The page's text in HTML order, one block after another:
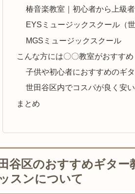
椿音楽教室｜初心者から上級
EYSミュージックスクール（
MGSミュージックスクール
こんな方には〇〇教室がおすす
子供や初心者におすすめのギ
世田谷区内でコスパが良く安
まとめ
谷区のおすすめギター
スンについて